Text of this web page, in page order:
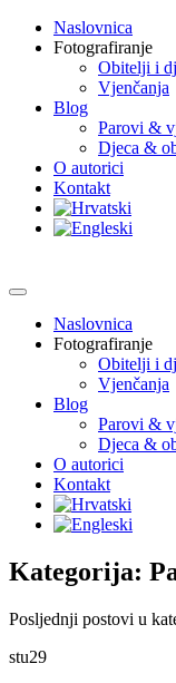
Naslovnica
Fotografiranje
Obitelji i
Vjenčanja
Blog
Parovi &
Djeca &
O autorici
Kontakt
Naslovnica
Fotografiranje
Obitelji i
Vjenčanja
Blog
Parovi &
Djeca &
O autorici
Kontakt
Kategorija:
Posljednji postovi u
stu29